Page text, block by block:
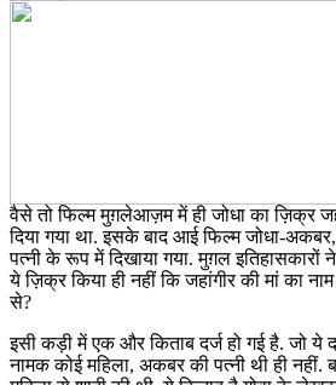
वैसे तो फिल्म मुग़लेआज़म में ही जोधा का ज़िक्र
दिया गया था. इसके बाद आई फिल्म जोधा-
पत्नी के रूप में दिखाया गया. मुग़ल इतिहासकारों
ये ज़िक्र किया ही नहीं कि जहांगीर की मां का
से?
इसी कड़ी में एक और किताब दर्ज हो गई है. जो ये
नामक कोई महिला, अकबर की पत्नी थी ही नहीं.